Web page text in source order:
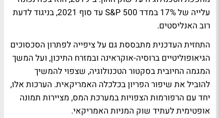
עלייה של 17% במדד S&P 500 עד סוף 2021, בניגוד לדעת
רוב האנליסטים.
התחזית העדכנית מתבססת גם על ציפייה לפתרון הסכסוכים
הגיאופוליטיים ברוסיה-אוקראינה ובמזרח התיכון, ועל המשך
המגמה החיובית בסקטור הטכנולוגיה, שצפוי להמשיך
להוביל את שיפור הפריון בכלכלה האמריקאית. הערכות אלו,
יחד עם הרפורמות הצפויות במערכת המס, מציירות תמונה
אופטימית לעתיד שוק המניות האמריקאי.